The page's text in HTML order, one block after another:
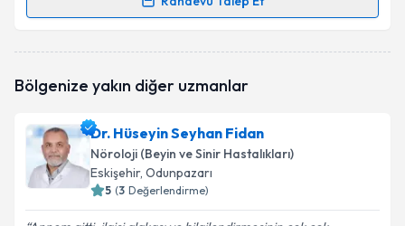
Randevu Takvimi Talebi
talebi oluşturun. Size bu uzmandan randevu almanız
bilgilendireceğiz.
E-posta Adresiniz
Bölgenize yakın diğer uzmanlar
Dr. Hüseyin Seyhan Fidan
Nöroloji (Beyin ve Sinir Hastalıkları)
Eskişehir, Odunpazarı
5 (3 Değerlendirme)